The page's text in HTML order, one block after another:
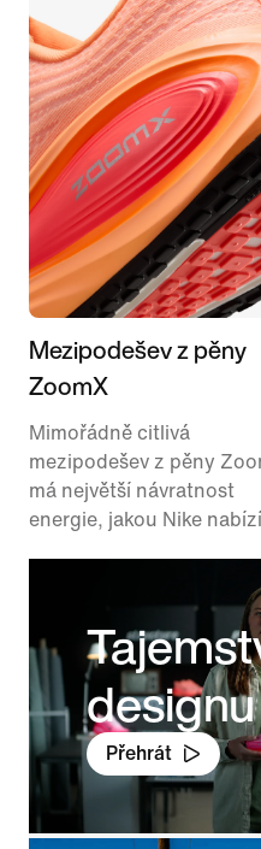
Mezipodešev z pěny
ZoomX
Mimořádně citlivá
mezipodešev z pěny
má největší návratnost
energie, jakou Nike
designu
Přehrát